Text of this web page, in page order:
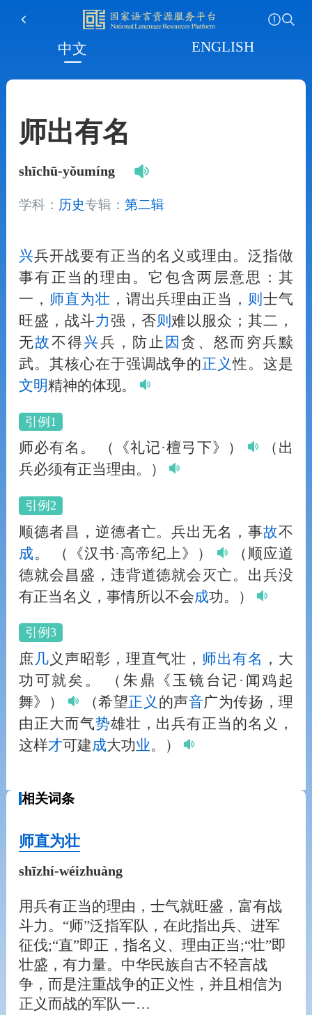
中文 ENGLISH
师出有名
shīchū-yǒumíng
学科： 历史专辑： 第二辑
兴兵开战要有正当的名义或理由。泛指做
事有正当的理由。它包含两层意思：其
一， 师直为壮 ，谓出兵理由正当， 则士气
旺盛，战斗力强，否则 难以服众；其二，
无故不得兴兵，防止 因贪、怒而穷兵黩
武。其核心在于强调战争的正义性。这是
文明精神的体现。
引例1
师必有名。 （《礼记·檀弓下》）
（出
兵必须有正当理由。）
引例2
顺德者昌，逆德者亡。兵出无名，事故不
成。 （《汉书·高帝纪上》）
（顺应道
德就会昌盛，违背道德就会灭亡。出兵没
有正当名义，事情所以不会成功。）
引例3
庶 几 义声昭彰，理直气壮， 师出有名 ，大
功可就矣。
（朱鼎《玉镜台记·闻鸡起
舞》）
（希望正义 的声音广为传扬，理
由正大而气势雄壮，出兵有正当的名义，
这样才可建成大功业。）
相关词条
师直为壮
shīzhí-wéizhuàng
用兵有正当的理由，士气就旺盛，富有战
斗力。“师”泛指军队，在此指出兵、进军
征伐;“直”即正，指名义、理由正当;“壮”即
壮盛，有力量。中华民族自古不轻言战
争，而是注重战争的正义性，并且相信为
正义而战的军队一…